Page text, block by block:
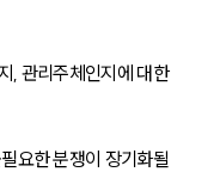
, 관리주체인지에 대한
요한 분쟁이 장기화될